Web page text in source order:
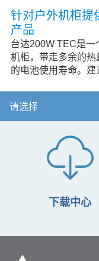
针对户外机柜提
产品
台达200W TEC是
机柜，带走多余的
的电池使用寿命。建
下载中心